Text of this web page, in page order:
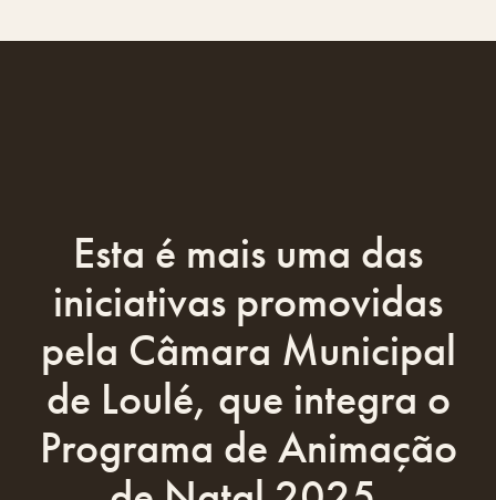
Esta é mais uma das
iniciativas promovidas
pela Câmara Municipal
de Loulé, que integra o
Programa de Animação